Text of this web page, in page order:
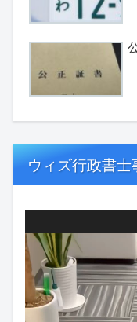
ウィズ行政書
画
プ
レ
ー